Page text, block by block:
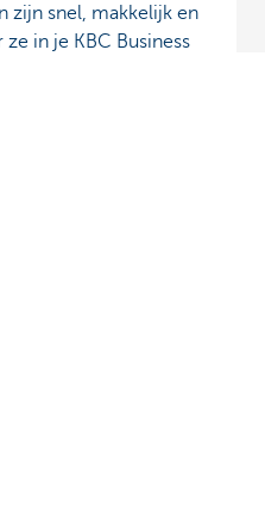
zijn snel, makkelijk en
in je KBC Business